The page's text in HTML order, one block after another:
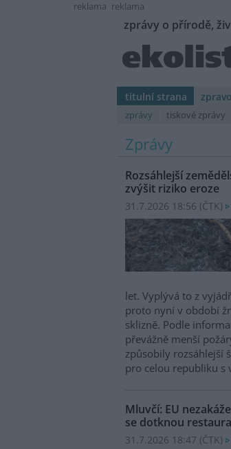
reklama reklama
zprávy o přírodě,
titulní strana
zprávy tiskové zprávy
Zprávy
Rozsáhlejší
zvýšit riziko eroze
31.7.2026 18:56 (ČTK)
let. Vyplývá to z
proto nyní v období
sklizně. Podle
převážně menší
způsobily rozsáhlejší
pro celou republiku s
Mluvčí: EU
se dotknou
31.7.2026 18:47 (ČTK)